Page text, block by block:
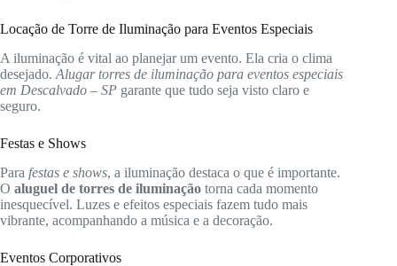
Locação de Torre de Iluminação para Eventos Especiais
A iluminação é vital ao planejar um evento. Ela cria o clima
desejado. Alugar torres de iluminação para eventos especiais
em Descalvado – SP garante que tudo seja visto claro e
seguro.
Festas e Shows
Para festas e shows, a iluminação destaca o que é importante.
O aluguel de torres de iluminação torna cada momento
inesquecível. Luzes e efeitos especiais fazem tudo mais
vibrante, acompanhando a música e a decoração.
Eventos Corporativos